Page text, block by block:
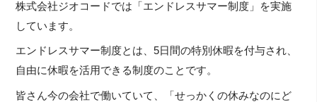
株式会社ジオコードでは「エンドレスサマー制度」
を実施
しています。
エンドレスサマー制度とは、5日間の特別休暇を付与され、
自由に休暇を活用できる制度のことです。
皆さん今の会社で働いていて、「せっかくの休みなのにど